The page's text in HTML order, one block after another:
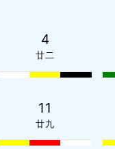
4
廿二
11
廿九